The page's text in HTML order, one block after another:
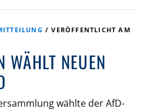
/VERÖFFENTLICHT AM
WÄHLT NEUEN
wählte der AfD-